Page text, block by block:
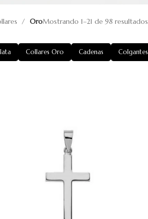
OroMostrando 1–21 de 98 resultados
Collares Oro Cadenas Colgantes